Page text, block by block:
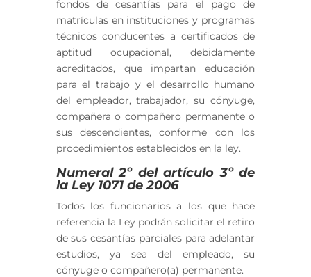
fondos de cesantías para el pago de
matrículas en instituciones y programas
técnicos conducentes a certificados de
aptitud ocupacional, debidamente
acreditados, que impartan educación
para el trabajo y el desarrollo humano
del empleador, trabajador, su cónyuge,
compañera o compañero permanente o
sus descendientes, conforme con los
procedimientos establecidos en la ley.
Numeral 2º del artículo 3º de
la Ley 1071 de 2006
Todos los funcionarios a los que hace
referencia la Ley podrán solicitar el retiro
de sus cesantías parciales para adelantar
estudios, ya sea del empleado, su
cónyuge o compañero(a) permanente.